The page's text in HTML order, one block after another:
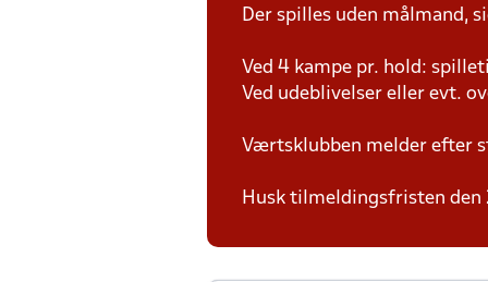
Der spilles uden målmand,
Ved 4 kampe pr. hold:
Ved udeblivelser eller evt.
Værtsklubben melder efter
Husk tilmeldingsfristen